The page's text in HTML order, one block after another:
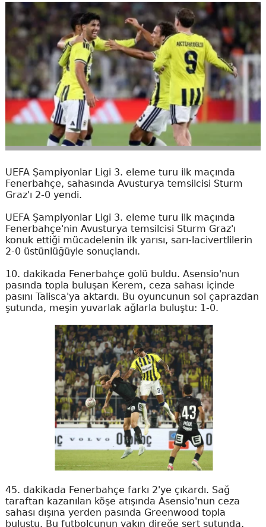
UEFA Şampiyonlar Ligi 3. eleme turu ilk maçında
Fenerbahçe, sahasında Avusturya temsilcisi Sturm
Graz'ı 2-0 yendi.
UEFA Şampiyonlar Ligi 3. eleme turu ilk maçında
Fenerbahçe'nin Avusturya temsilcisi Sturm Graz'ı
konuk ettiği mücadelenin ilk yarısı, sarı-lacivertlilerin
2-0 üstünlüğüyle sonuçlandı.
10. dakikada Fenerbahçe golü buldu. Asensio'nun
pasında topla buluşan Kerem, ceza sahası içinde
pasını Talisca'ya aktardı. Bu oyuncunun sol çaprazdan
şutunda, meşin yuvarlak ağlarla buluştu: 1-0.
45. dakikada Fenerbahçe farkı 2'ye çıkardı. Sağ
taraftan kazanılan köşe atışında Asensio'nun ceza
sahası dışına yerden pasında Greenwood topla
buluştu. Bu futbolcunun yakın direğe sert şutunda,